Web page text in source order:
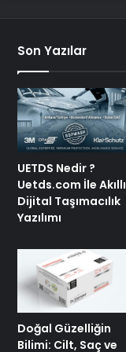
Son Yazılar
UETDS Nedir ?
Uetds.com İle Akıllı
Dijital Taşımacılık
Yazılımı
Doğal Güzelliğin
Bilimi: Cilt, Saç ve